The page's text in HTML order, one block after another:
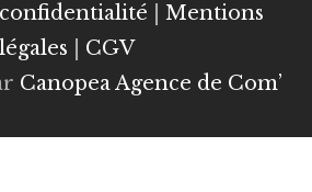
Mentions
légales
CGV
Canopea Agence de Com’